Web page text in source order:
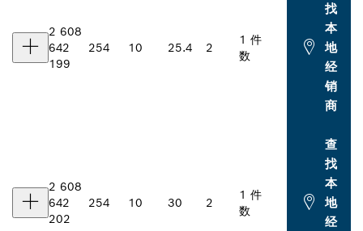
2 608
642
199
254 10 25.4 2
1 件
数
找
本
地
经
销
商
2 608
642
202
254 10 30 2
1 件
数
查
找
本
地
经